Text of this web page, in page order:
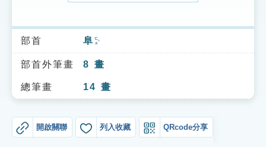
索引選單
知識索引
單字索引
部首 阜 ㄈㄨˋ
部首外筆畫 8 畫
總筆畫 14 畫
開啟關聯 列入收藏 QRcode分享